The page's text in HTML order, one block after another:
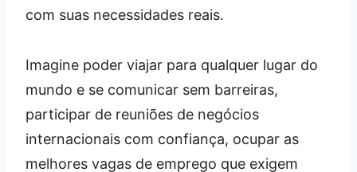
com suas necessidades reais.
Imagine poder viajar para qualquer lugar do
mundo e se comunicar sem barreiras,
participar de reuniões de negócios
internacionais com confiança, ocupar as
melhores vagas de emprego que exigem